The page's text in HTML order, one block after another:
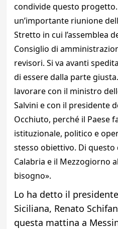
condivide questo
un’importante riunione
Stretto in cui l’assemblea
Consiglio di
revisori. Si va avanti
di essere dalla parte
lavorare con il ministro
Salvini e con il presidente
Occhiuto, perché il Paese
istituzionale, politico e
stesso obiettivo. Di questo
Calabria e il Mezzogiorno
bisogno».
Lo ha detto il
Siciliana, Renato
questa mattina a